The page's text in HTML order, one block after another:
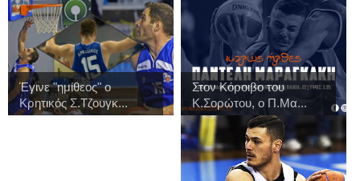
Έγινε "ημίθεος" ο
Κρητικός Σ.Τζουγκ...
Στον Κόροιβο του
Κ.Σορώτου, ο Π.Μα...